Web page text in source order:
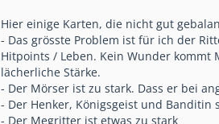
Hier einige Karten, die nicht gut
- Das grösste Problem ist für ich der
Hitpoints / Leben. Kein Wunder
lächerliche Stärke.
- Der Mörser ist zu stark. Dass er bei
- Der Henker, Königsgeist und Banditin
- Der Megritter ist etwas zu stark